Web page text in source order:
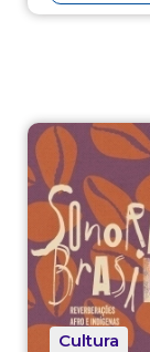
Cultura